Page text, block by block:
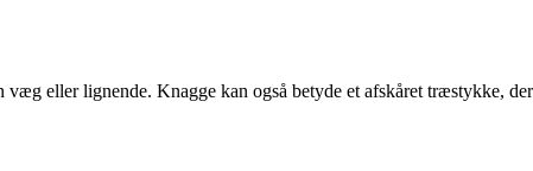
eller lignende. Knagge kan også betyde et afskåret træstykke, der